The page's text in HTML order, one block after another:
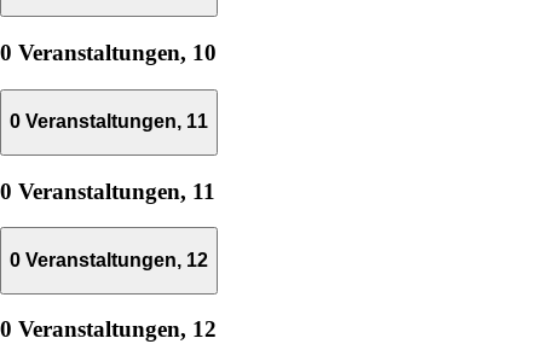
0 Veranstaltungen, 10
0 Veranstaltungen, 11
0 Veranstaltungen, 11
0 Veranstaltungen, 12
0 Veranstaltungen, 12